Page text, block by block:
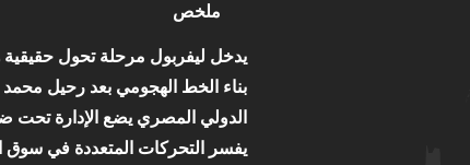
ملخص
يدخل ليفربول مرحلة تحول حقيقية
بناء الخط الهجومي بعد رحيل محمد
الدولي المصري يضع الإدارة تحت
يفسر التحركات المتعددة في سوق